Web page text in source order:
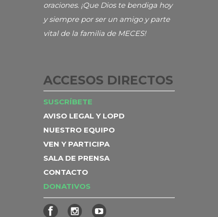
oraciones. ¡Que Dios te bendiga hoy
y siempre por ser un amigo y parte
vital de la familia de MECES!
ACCESOS DIRECTOS
SUSCRÍBETE
AVISO LEGAL Y LOPD
NUESTRO EQUIPO
VEN Y PARTICIPA
SALA DE PRENSA
CONTACTO
DONATIVOS